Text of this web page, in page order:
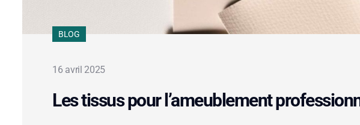
BLOG
16 avril 2025
Les tissus pour l’ameublement